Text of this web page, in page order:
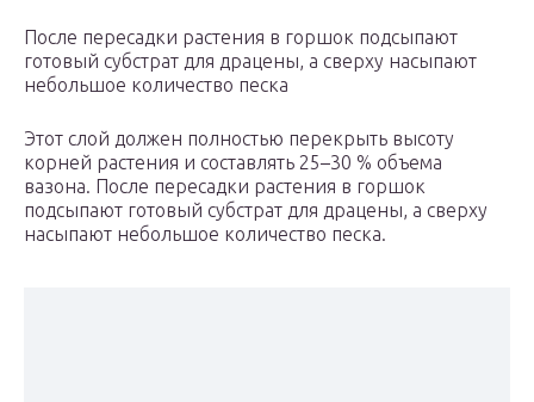
После пересадки растения в горшок подсыпают
готовый субстрат для драцены, а сверху насыпают
небольшое количество песка
Этот слой должен полностью перекрыть высоту
корней растения и составлять 25–30 % объема
вазона. После пересадки растения в горшок
подсыпают готовый субстрат для драцены, а сверху
насыпают небольшое количество песка.